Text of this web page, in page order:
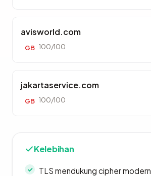
avisworld.com
GB 100/100
jakartaservice.com
GB 100/100
Kelebihan
TLS mendukung cipher modern